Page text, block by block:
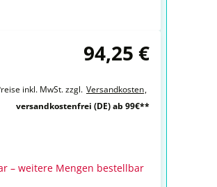
94,25 €
inkl. MwSt. zzgl. Versandkosten,
versandkostenfrei (DE) ab 99€**
– weitere Mengen bestellbar